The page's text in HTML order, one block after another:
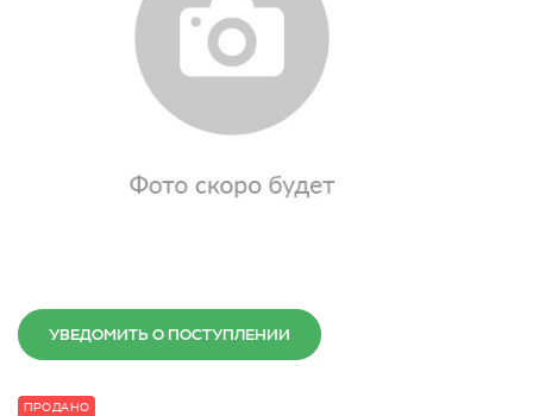
УВЕДОМИТЬ О ПОСТУПЛЕНИИ
ПРОДАНО